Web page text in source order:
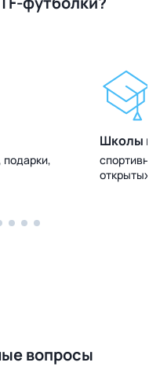
подарки,
Школы и
открытых
вопросы